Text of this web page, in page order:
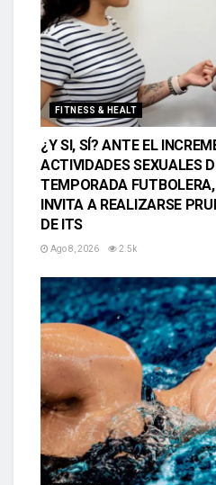
FITNESS & HEALT
¿Y SI, SÍ? ANTE EL
ACTIVIDADES SEXUALES
TEMPORADA
INVITA A REALIZARSE
DE ITS
Ago 8, 2026 2.5k